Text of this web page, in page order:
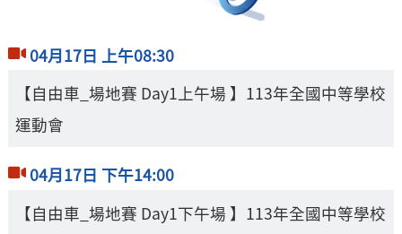
04月17日 上午08:30
【自由車_場地賽 Day1上午場 】113年全國中等學校
運動會
04月17日 下午14:00
【自由車_場地賽 Day1下午場 】113年全國中等學校